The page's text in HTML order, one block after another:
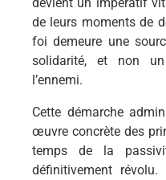
de leurs moments de
foi demeure une
solidarité, et non
l’ennemi.
Cette démarche
œuvre concrète des
temps de la
définitivement